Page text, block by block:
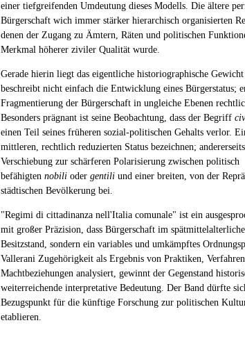
einer tiefgreifenden Umdeutung dieses Modells. Die ältere
Bürgerschaft wich immer stärker hierarchisch organisierten
denen der Zugang zu Ämtern, Räten und politischen
Merkmal höherer ziviler Qualität wurde.
Gerade hierin liegt das eigentliche historiographische
beschreibt nicht einfach die Entwicklung eines Bürgerstatus;
Fragmentierung der Bürgerschaft in ungleiche Ebenen
Besonders prägnant ist seine Beobachtung, dass der Begriff
einen Teil seines früheren sozial-politischen Gehalts verlor.
mittleren, rechtlich reduzierten Status bezeichnen;
Verschiebung zur schärferen Polarisierung zwischen politisch
befähigten nobili oder gentili und einer breiten, von der
städtischen Bevölkerung bei.
"Regimi di cittadinanza nell'Italia comunale" ist ein
mit großer Präzision, dass Bürgerschaft im
Besitzstand, sondern ein variables und umkämpftes
Vallerani Zugehörigkeit als Ergebnis von Praktiken,
Machtbeziehungen analysiert, gewinnt der Gegenstand
weiterreichende interpretative Bedeutung. Der Band dürfte
Bezugspunkt für die künftige Forschung zur politischen
etablieren.